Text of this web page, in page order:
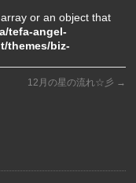
or an object that
tefa-angel-
themes/biz-
12月の星の流れ☆彡 →